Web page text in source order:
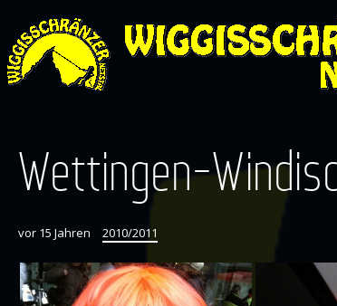
Wettingen-
vor 15 Jahren 2010/2011